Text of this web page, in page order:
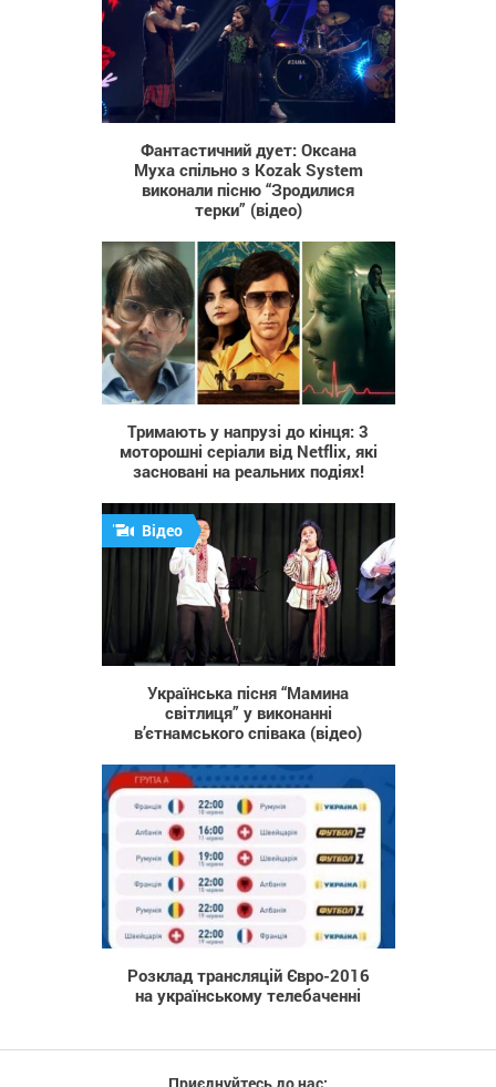
2 172
Фантастичний дует: Оксана
Муха спільно з Kozak System
виконали пісню “Зродилися
терки” (відео)
323
Тримають у напрузі до кінця: 3
моторошні серіали від Netflix, які
засновані на реальних подіях!
Відео
Українська пісня “Мамина
світлиця” у виконанні
в’єтнамського співака (відео)
810
Розклад трансляцій Євро-2016
на українському телебаченні